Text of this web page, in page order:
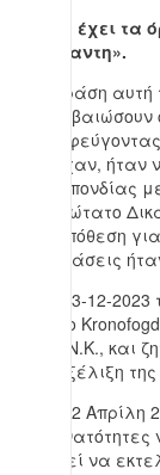
«Η γη έχει
απέραντη».
Τη φράση αυτή
πέτυχαν, ήταν
Ομοσπονδίας
Το Ανώτατο
την υπόθεση
αποφάσεις
Στις 13-12-
ότι (το
στον Ν.Κ., και
την εξέλιξη
Στις 22
οι
μπορεί να